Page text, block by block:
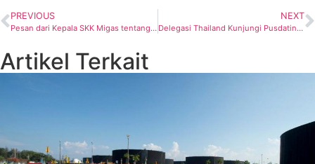
PREVIOUS
Pesan dari Kepala SKK Migas tentang Kutai North Hub
NEXT
Delegasi Thailand Kunjungi Pusdatin ESDM untuk Studi Banding Pengelolaan Data Hulu Migas
Artikel Terkait